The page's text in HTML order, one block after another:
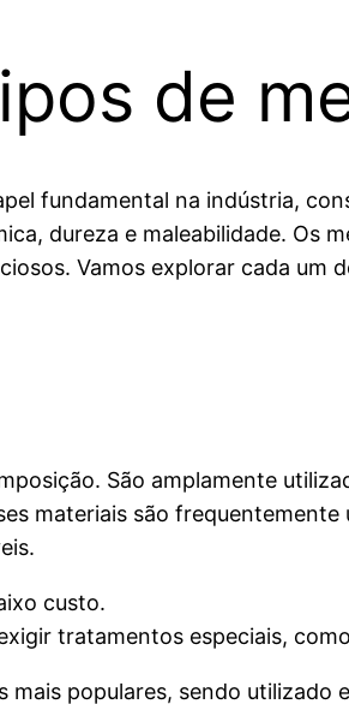
de
fundamental na indústria,
dureza e maleabilidade. Os
Vamos explorar cada um
São amplamente
materiais são
custo.
tratamentos especiais,
populares, sendo utilizado